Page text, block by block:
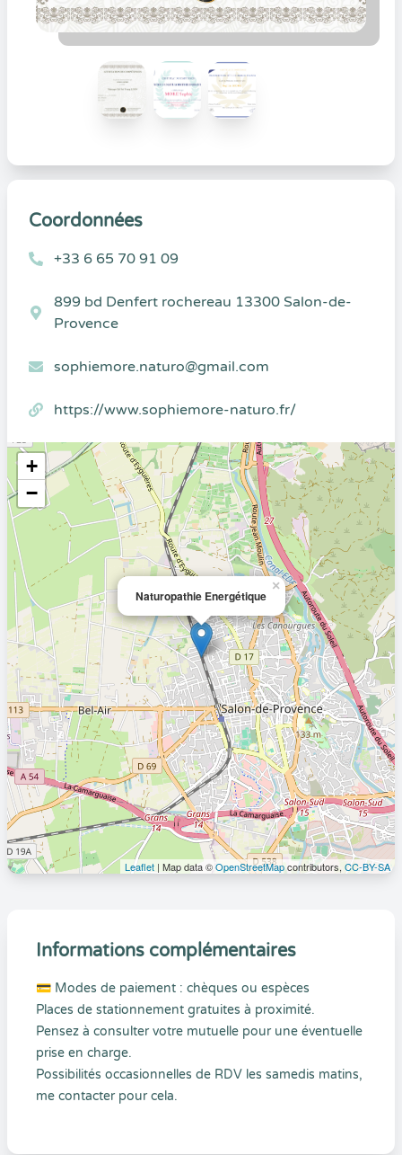
Coordonnées
+33 6 65 70 91 09
899 bd Denfert rochereau 13300 Salon-de-
Provence
sophiemore.naturo@gmail.com
https://www.sophiemore-naturo.fr/
Naturopathie Energétique
×
+
−
Leaflet | Map data ©OpenStreetMapcontributors, CC-BY-SA
Informations complémentaires
💳 Modes de paiement : chèques ou espèces
Places de stationnement gratuites à proximité.
Pensez à consulter votre mutuelle pour une éventuelle
prise en charge.
Possibilités occasionnelles de RDV les samedis matins,
me contacter pour cela.